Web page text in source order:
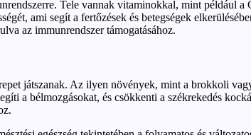
Tele vannak vitaminokkal, mint például
ami segít a fertőzések és betegségek
az immunrendszer támogatásához.
játszanak. Az ilyen növények, mint a brokkoli
a bélmozgásokat, és csökkenti a székrekedés